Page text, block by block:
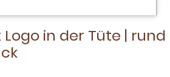
in der Tüte | rund